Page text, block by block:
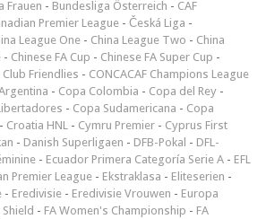
Frauen - Bundesliga Österreich - CAF
Premier League - Česká Liga -
League One - China League Two - China
- Chinese FA Cup - Chinese FA Super Cup -
Club Friendlies - CONCACAF Champions League
- Copa Colombia - Copa del Rey -
- Copa Sudamericana - Copa
- Croatia HNL - Cymru Premier - Cyprus First
- Danish Superligaen - DFB-Pokal - DFL-
- Ecuador Primera Categoría Serie A - EFL
Premier League - Ekstraklasa - Eliteserien -
- Eredivisie - Eredivisie Vrouwen - Europa
- FA Women's Championship - FA